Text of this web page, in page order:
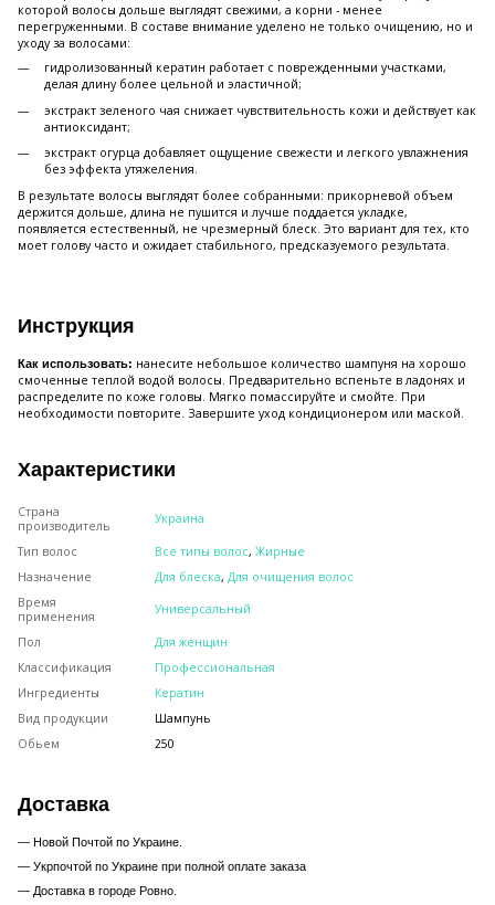
которой волосы дольше выглядят свежими, а корни - менее
перегруженными. В составе внимание уделено не только очищению, но и
уходу за волосами:
гидролизованный кератин работает с поврежденными участками,
делая длину более цельной и эластичной;
экстракт зеленого чая снижает чувствительность кожи и действует как
антиоксидант;
экстракт огурца добавляет ощущение свежести и легкого увлажнения
без эффекта утяжеления.
В результате волосы выглядят более собранными: прикорневой объем
держится дольше, длина не пушится и лучше поддается укладке,
появляется естественный, не чрезмерный блеск. Это вариант для тех, кто
моет голову часто и ожидает стабильного, предсказуемого результата.
Инструкция
Как использовать: нанесите небольшое количество шампуня на хорошо
смоченные теплой водой волосы. Предварительно вспеньте в ладонях и
распределите по коже головы. Мягко помассируйте и смойте. При
необходимости повторите. Завершите уход кондиционером или маской.
Характеристики
Страна
производитель
Украина
Тип волос Все типы волос, Жирные
Назначение
Для блеска, Для очищения волос
Время
применения
Универсальный
Пол
Для женщин
Классификация
Профессиональная
Ингредиенты
Кератин
Вид продукции
Шампунь
Обьем
250
Доставка
— Новой Почтой по Украине.
— Укрпочтой по Украине при полной оплате заказа
— Доставка в городе Ровно.